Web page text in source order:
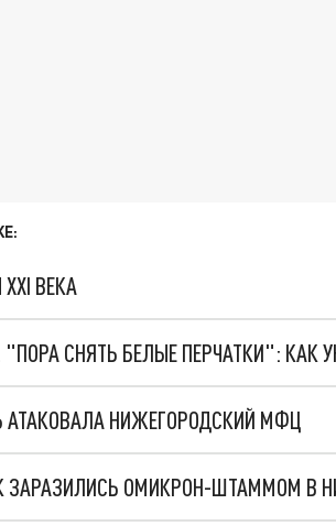
ВЕКА
СНЯТЬ БЕЛЫЕ ПЕРЧАТКИ": КАК
АТАКОВАЛА НИЖЕГОРОДСКИЙ МФЦ
ЗАРАЗИЛИСЬ ОМИКРОН-ШТАММОМ В